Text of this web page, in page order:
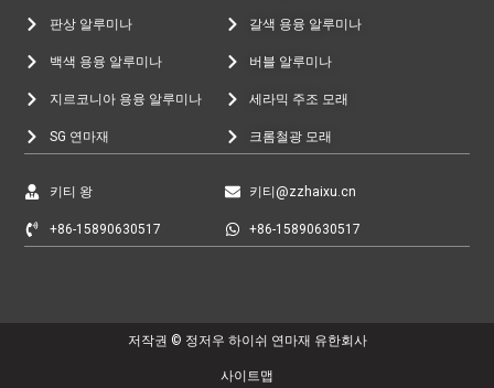
판상 알루미나
백색 용융 알루미나
지르코니아 용융 알루미나
SG 연마재
갈색 용융 알루미나
버블 알루미나
세라믹 주조 모래
크롬철광 모래
키티 왕
+86-15890630517
키티@zzhaixu.cn
+86-15890630517
저작권 © 정저우 하이쉬 연마재 유한회사
사이트맵